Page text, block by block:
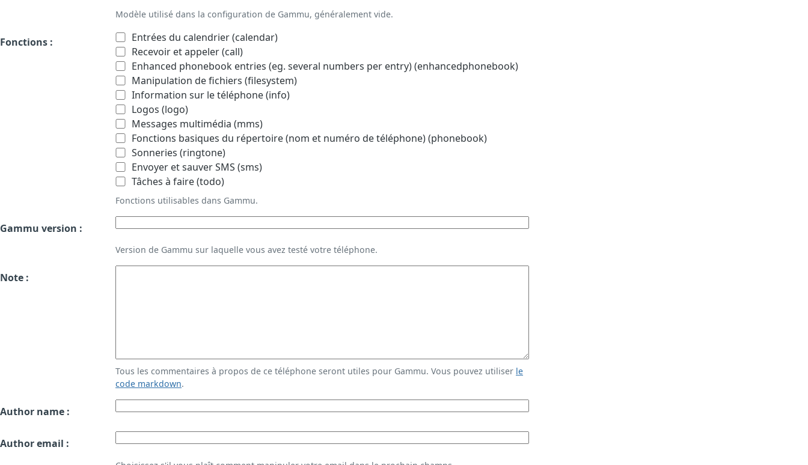
Modèle utilisé dans la configuration de Gammu, généralement vide.
Fonctions :
Entrées du calendrier (calendar)
Recevoir et appeler (call)
Enhanced phonebook entries (eg. several numbers per entry) (enhancedphonebook)
Manipulation de fichiers (filesystem)
Information sur le téléphone (info)
Logos (logo)
Messages multimédia (mms)
Fonctions basiques du répertoire (nom et numéro de téléphone) (phonebook)
Sonneries (ringtone)
Envoyer et sauver SMS (sms)
Tâches à faire (todo)
Fonctions utilisables dans Gammu.
Gammu version :
Version de Gammu sur laquelle vous avez testé votre téléphone.
Note :
Tous les commentaires à propos de ce téléphone seront utiles pour Gammu. Vous pouvez utiliser le
code markdown.
Author name :
Author email :